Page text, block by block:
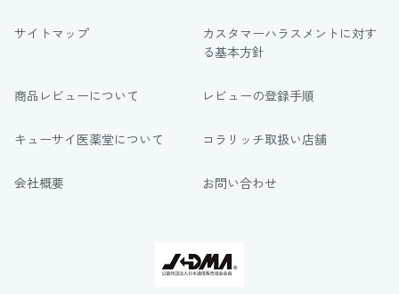
サイトマップ
カスタマーハラスメントに対す
る基本方針
商品レビューについて レビューの登録手順
キューサイ医薬堂について コラリッチ取扱い店舗
会社概要 お問い合わせ